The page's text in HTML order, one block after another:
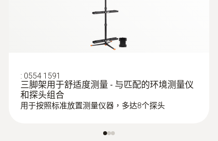
: 0554 1591
三脚架用于舒适度测量 - 与匹配的环境测量仪
和探头组合
用于按照标准放置测量仪器，多达8个探头